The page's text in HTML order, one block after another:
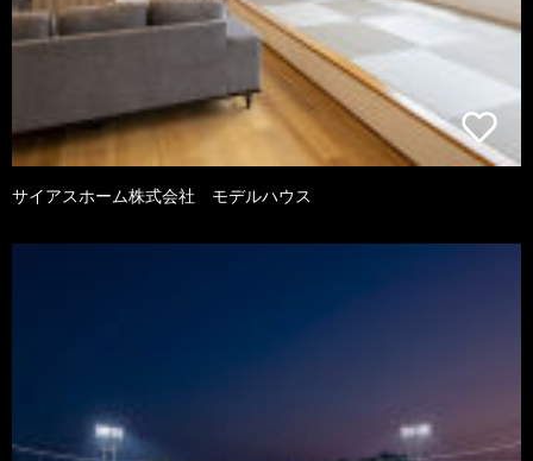
サイアスホーム株式会社 モデルハウス